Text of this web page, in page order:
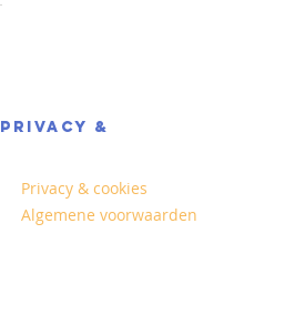
PRIVACY &
Privacy & cookies
Algemene voorwaarden